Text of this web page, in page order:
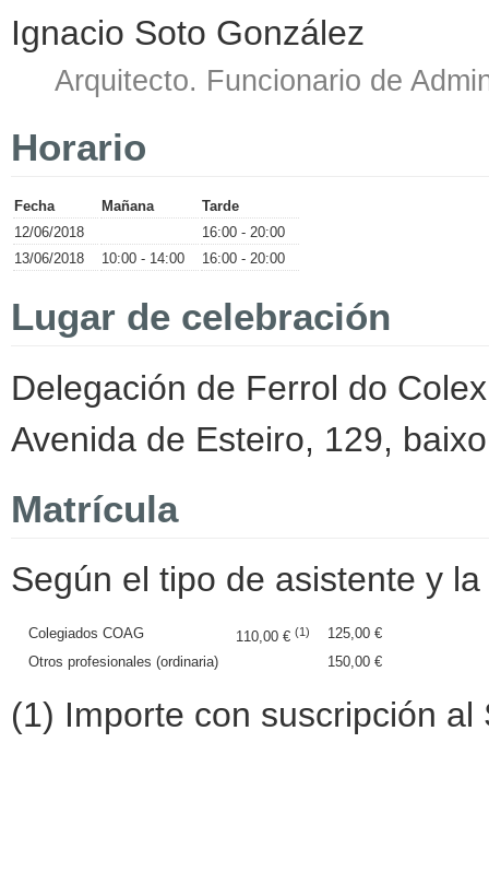
Ignacio Soto González
Arquitecto. Funcionario de
Horario
Fecha Mañana
Tarde
12/06/2018
16:00 - 20:00
13/06/2018
10:00 - 14:00 16:00 - 20:00
Lugar de celebración
Delegación de Ferrol do
Avenida de Esteiro, 129,
Matrícula
Según el tipo de asistente y
Colegiados COAG 110,00 € (1)
125,00 €
Otros profesionales (ordinaria)
150,00 €
(1) Importe con suscripción